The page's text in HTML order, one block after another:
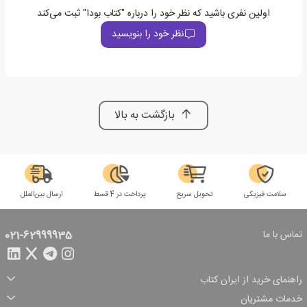
اولین نفری باشید که نظر خود را درباره "کتاب بودا" ثبت می‌کند
نظر خود را بنویسید
بازگشت به بالا
سلامت فیزیکی تحویل سریع پرداخت در 4 قسط ارسال بین‌الملل
تماس با ما 021-62999935
راهنمای خرید از ایران کتاب
ثبت سفارش
شرایط ارسال سفارش
شیوه پرداخت
تخفیف‌های خرید
خدمات مشتریان